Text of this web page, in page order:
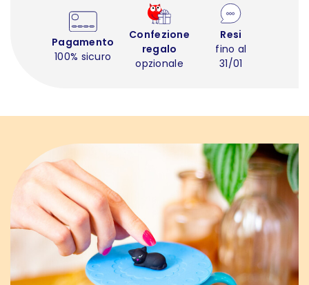
Pagamento
100% sicuro
Confezione
regalo
opzionale
Resi
fino al
31/01